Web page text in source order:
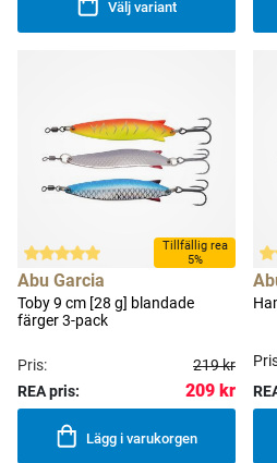
Välj variant
Tillfällig rea
5%
Abu Garcia
Toby 9 cm [28 g] blandade
färger 3-pack
Pris:
219 kr
REA pris:
209 kr
Lägg i varukorgen